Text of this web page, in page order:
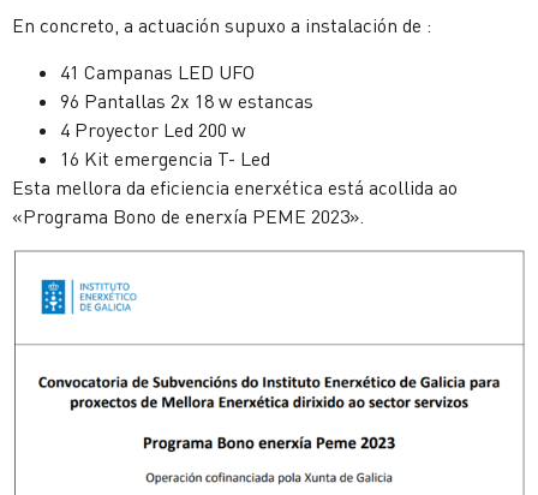
En concreto, a actuación supuxo a instalación de :
41 Campanas LED UFO
96 Pantallas 2x 18 w estancas
4 Proyector Led 200 w
16 Kit emergencia T- Led
Esta mellora da eficiencia enerxética está acollida ao
«Programa Bono de enerxía PEME 2023».